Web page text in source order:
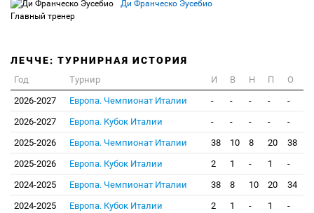
Ди Франческо Эусебио
Главный тренер
ЛЕЧЧЕ: ТУРНИРНАЯ ИСТОРИЯ
Год Турнир И В Н П
О
2026-2027
Европа. Чемпионат Италии - - - -
-
2026-2027
Европа. Кубок Италии - - - -
-
2025-2026
Европа. Чемпионат Италии 38 10 8 20
38
2025-2026
Европа. Кубок Италии 2 1 - 1
-
2024-2025
Европа. Чемпионат Италии 38 8 10 20
34
2024-2025
Европа. Кубок Италии 2 1 - 1 -